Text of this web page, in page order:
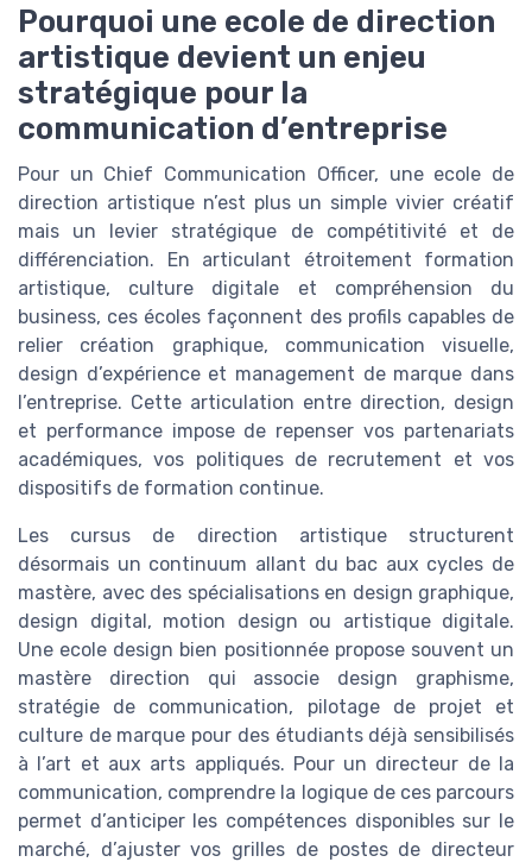
Pourquoi une ecole de direction
artistique devient un enjeu
stratégique pour la
communication d’entreprise
Pour un Chief Communication Officer, une ecole de
direction artistique n’est plus un simple vivier créatif
mais un levier stratégique de compétitivité et de
différenciation. En articulant étroitement formation
artistique, culture digitale et compréhension du
business, ces écoles façonnent des profils capables de
relier création graphique, communication visuelle,
design d’expérience et management de marque dans
l’entreprise. Cette articulation entre direction, design
et performance impose de repenser vos partenariats
académiques, vos politiques de recrutement et vos
dispositifs de formation continue.
Les cursus de direction artistique structurent
désormais un continuum allant du bac aux cycles de
mastère, avec des spécialisations en design graphique,
design digital, motion design ou artistique digitale.
Une ecole design bien positionnée propose souvent un
mastère direction qui associe design graphisme,
stratégie de communication, pilotage de projet et
culture de marque pour des étudiants déjà sensibilisés
à l’art et aux arts appliqués. Pour un directeur de la
communication, comprendre la logique de ces parcours
permet d’anticiper les compétences disponibles sur le
marché, d’ajuster vos grilles de postes de directeur